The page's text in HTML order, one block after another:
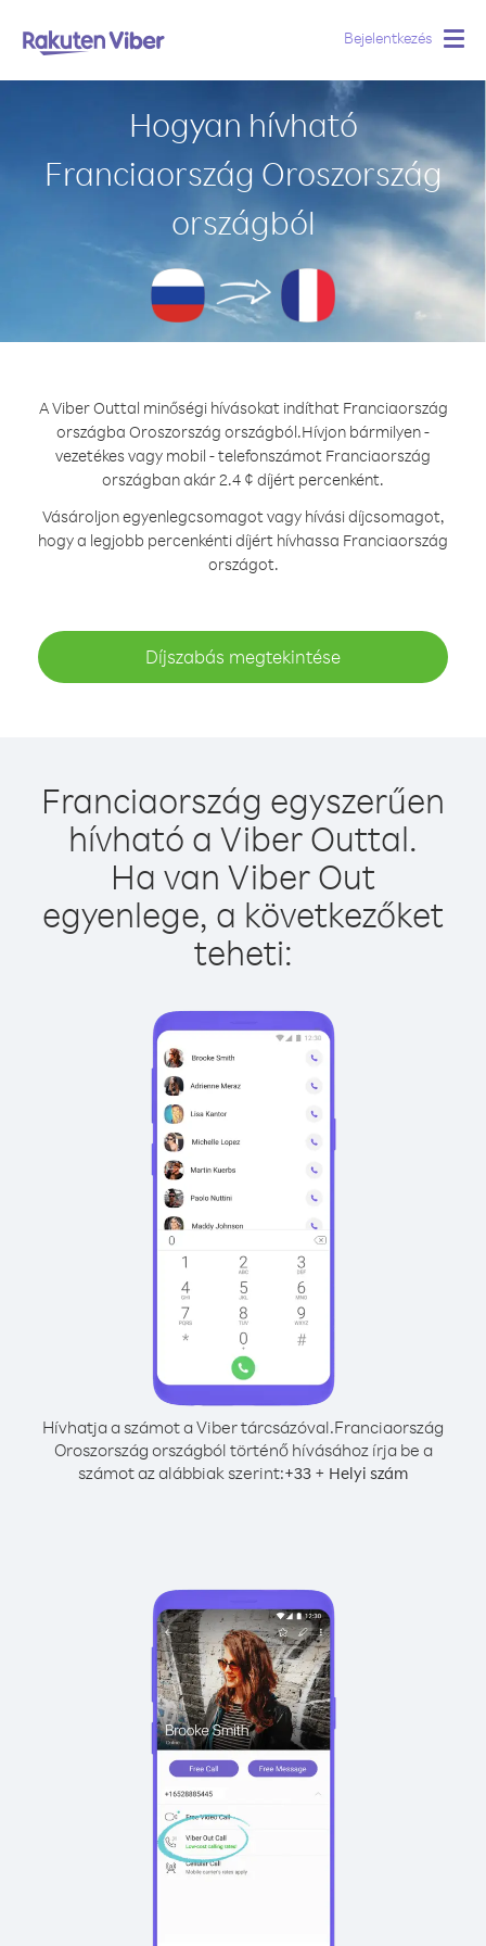
Bejelentkezés
Hogyan hívható
Franciaország Oroszország
országból
A Viber Outtal minőségi hívásokat indíthat Franciaország
országba Oroszország országból.Hívjon bármilyen -
vezetékes vagy mobil - telefonszámot Franciaország
országban akár 2.4 ¢ díjért percenként.
Vásároljon egyenlegcsomagot vagy hívási díjcsomagot,
hogy a legjobb percenkénti díjért hívhassa Franciaország
országot.
Díjszabás megtekintése
Franciaország egyszerűen
hívható a Viber Outtal.
Ha van Viber Out
egyenlege, a következőket
teheti:
Hívhatja a számot a Viber tárcsázóval.Franciaország
Oroszország országból történő hívásához írja be a
számot az alábbiak szerint:+33 + Helyi szám